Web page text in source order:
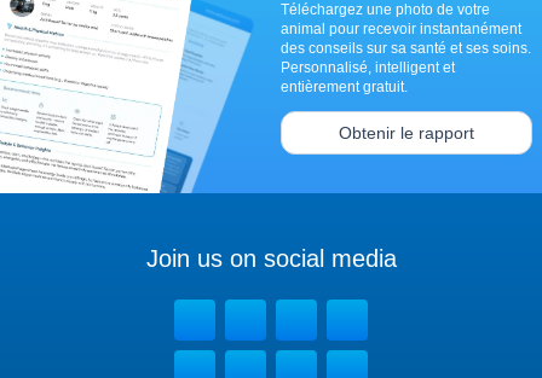
Téléchargez une photo de votre
animal pour recevoir instantanément
des conseils sur sa santé et ses soins.
Personnalisé, intelligent et
entièrement gratuit.
Obtenir le rapport
Join us on social media